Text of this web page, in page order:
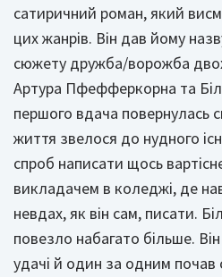
сатиричний роман, який
цих жанрів. Він дав йому
сюжету дружба/ворожба
Артура Пфефферкорна та
першого вдача повернулась
життя звелося до нудного
спроб написати щось
викладачем в коледжі, де
невдах, як він сам, писати.
повезло набагато більше.
удачі й один за одним